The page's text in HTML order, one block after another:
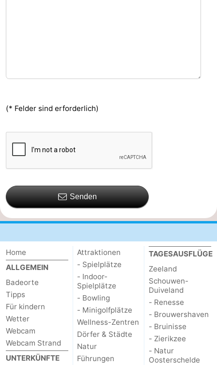
(* Felder sind erforderlich)
Senden
Home
ALLGEMEIN
Badeorte
Tipps
Für kindern
Wetter
Webcam
Webcam Strand
UNTERKÜNFTE
Attraktionen
- Spielplätze
- Indoor-
Spielplätze
- Bowling
- Minigolfplätze
Wellness-Zentren
Dörfer & Städte
Natur
Führungen
TAGESAUSFLÜGE
Zeeland
Schouwen-
Duiveland
- Renesse
- Brouwershaven
- Bruinisse
- Zierikzee
- Natur
Oosterschelde